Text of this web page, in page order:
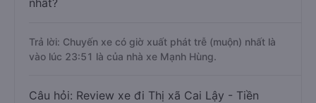
nhất?
Trả lời: Chuyến xe có giờ xuất phát trễ (muộn) nhất là
vào lúc 23:51 là của nhà xe Mạnh Hùng.
Câu hỏi: Review xe đi Thị xã Cai Lậy - Tiền